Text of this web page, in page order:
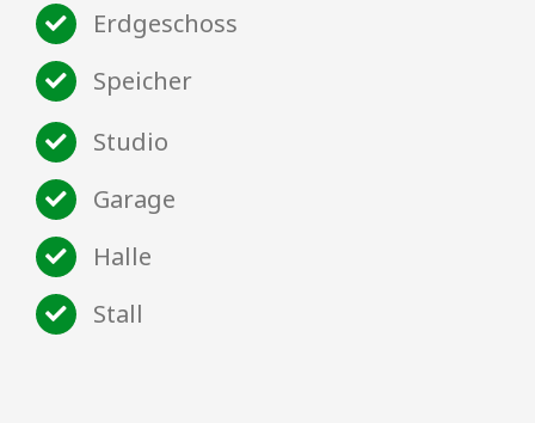
Erdgeschoss
Speicher
Studio
Garage
Halle
Stall